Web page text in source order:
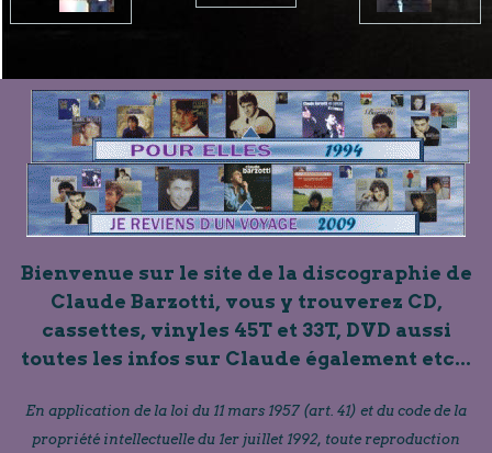
Bienvenue sur le site de la discographie de
Claude Barzotti, vous y trouverez CD,
cassettes, vinyles 45T et 33T, DVD aussi
toutes les infos sur Claude également etc...
En application de la loi du 11 mars 1957 (art. 41) et du code de la
propriété intellectuelle du 1er juillet 1992, toute reproduction